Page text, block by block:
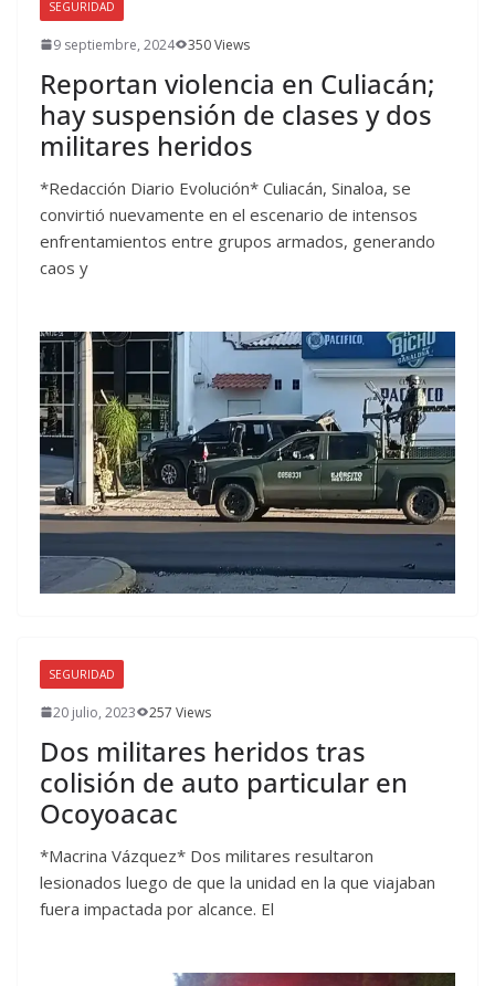
SEGURIDAD
9 septiembre, 2024 350 Views
Reportan violencia en Culiacán;
hay suspensión de clases y dos
militares heridos
*Redacción Diario Evolución* Culiacán, Sinaloa, se
convirtió nuevamente en el escenario de intensos
enfrentamientos entre grupos armados, generando
caos y
SEGURIDAD
20 julio, 2023 257 Views
Dos militares heridos tras
colisión de auto particular en
Ocoyoacac
*Macrina Vázquez* Dos militares resultaron
lesionados luego de que la unidad en la que viajaban
fuera impactada por alcance. El